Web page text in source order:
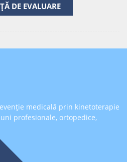
DE EVALUARE
medicală prin kinetoterapie
profesionale, ortopedice,